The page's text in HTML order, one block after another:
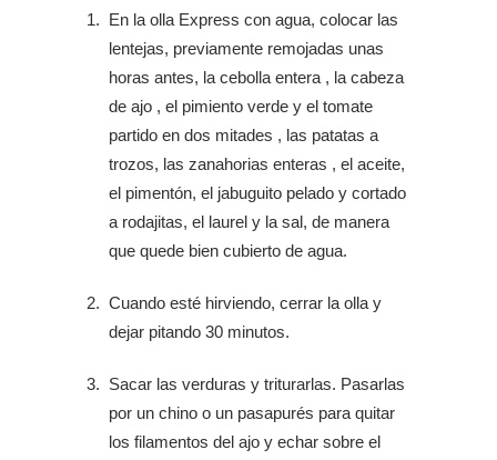
En la olla Express con agua, colocar las
lentejas, previamente remojadas unas
horas antes, la cebolla entera , la cabeza
de ajo , el pimiento verde y el tomate
partido en dos mitades , las patatas a
trozos, las zanahorias enteras , el aceite,
el pimentón, el jabuguito pelado y cortado
a rodajitas, el laurel y la sal, de manera
que quede bien cubierto de agua.
Cuando esté hirviendo, cerrar la olla y
dejar pitando 30 minutos.
Sacar las verduras y triturarlas. Pasarlas
por un chino o un pasapurés para quitar
los filamentos del ajo y echar sobre el